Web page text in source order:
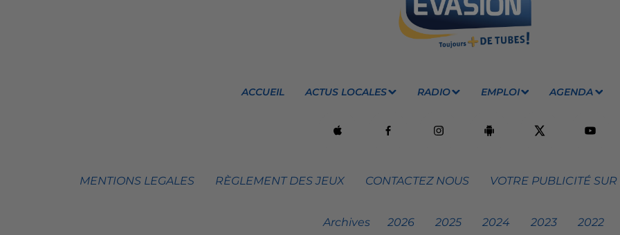
ACCUEIL ACTUS LOCALES RADIO EMPLOI AGENDA
MENTIONS LEGALES RÈGLEMENT DES JEUX CONTACTEZ NOUS VOTRE PUBLICITÉ
Archives 2026 2025 2024 2023 2022